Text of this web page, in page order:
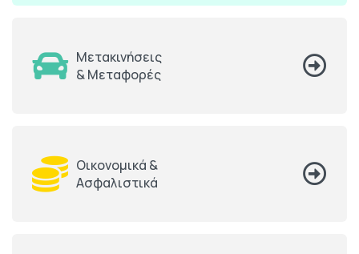
Μετακινήσεις
& Μεταφορές
Οικονομικά &
Ασφαλιστικά